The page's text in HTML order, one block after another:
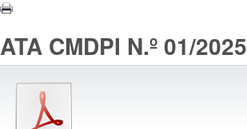
ATA CMDPI N.º 01/2025